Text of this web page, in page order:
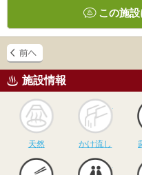
この施
施設情報
天然
かけ
かけ流し